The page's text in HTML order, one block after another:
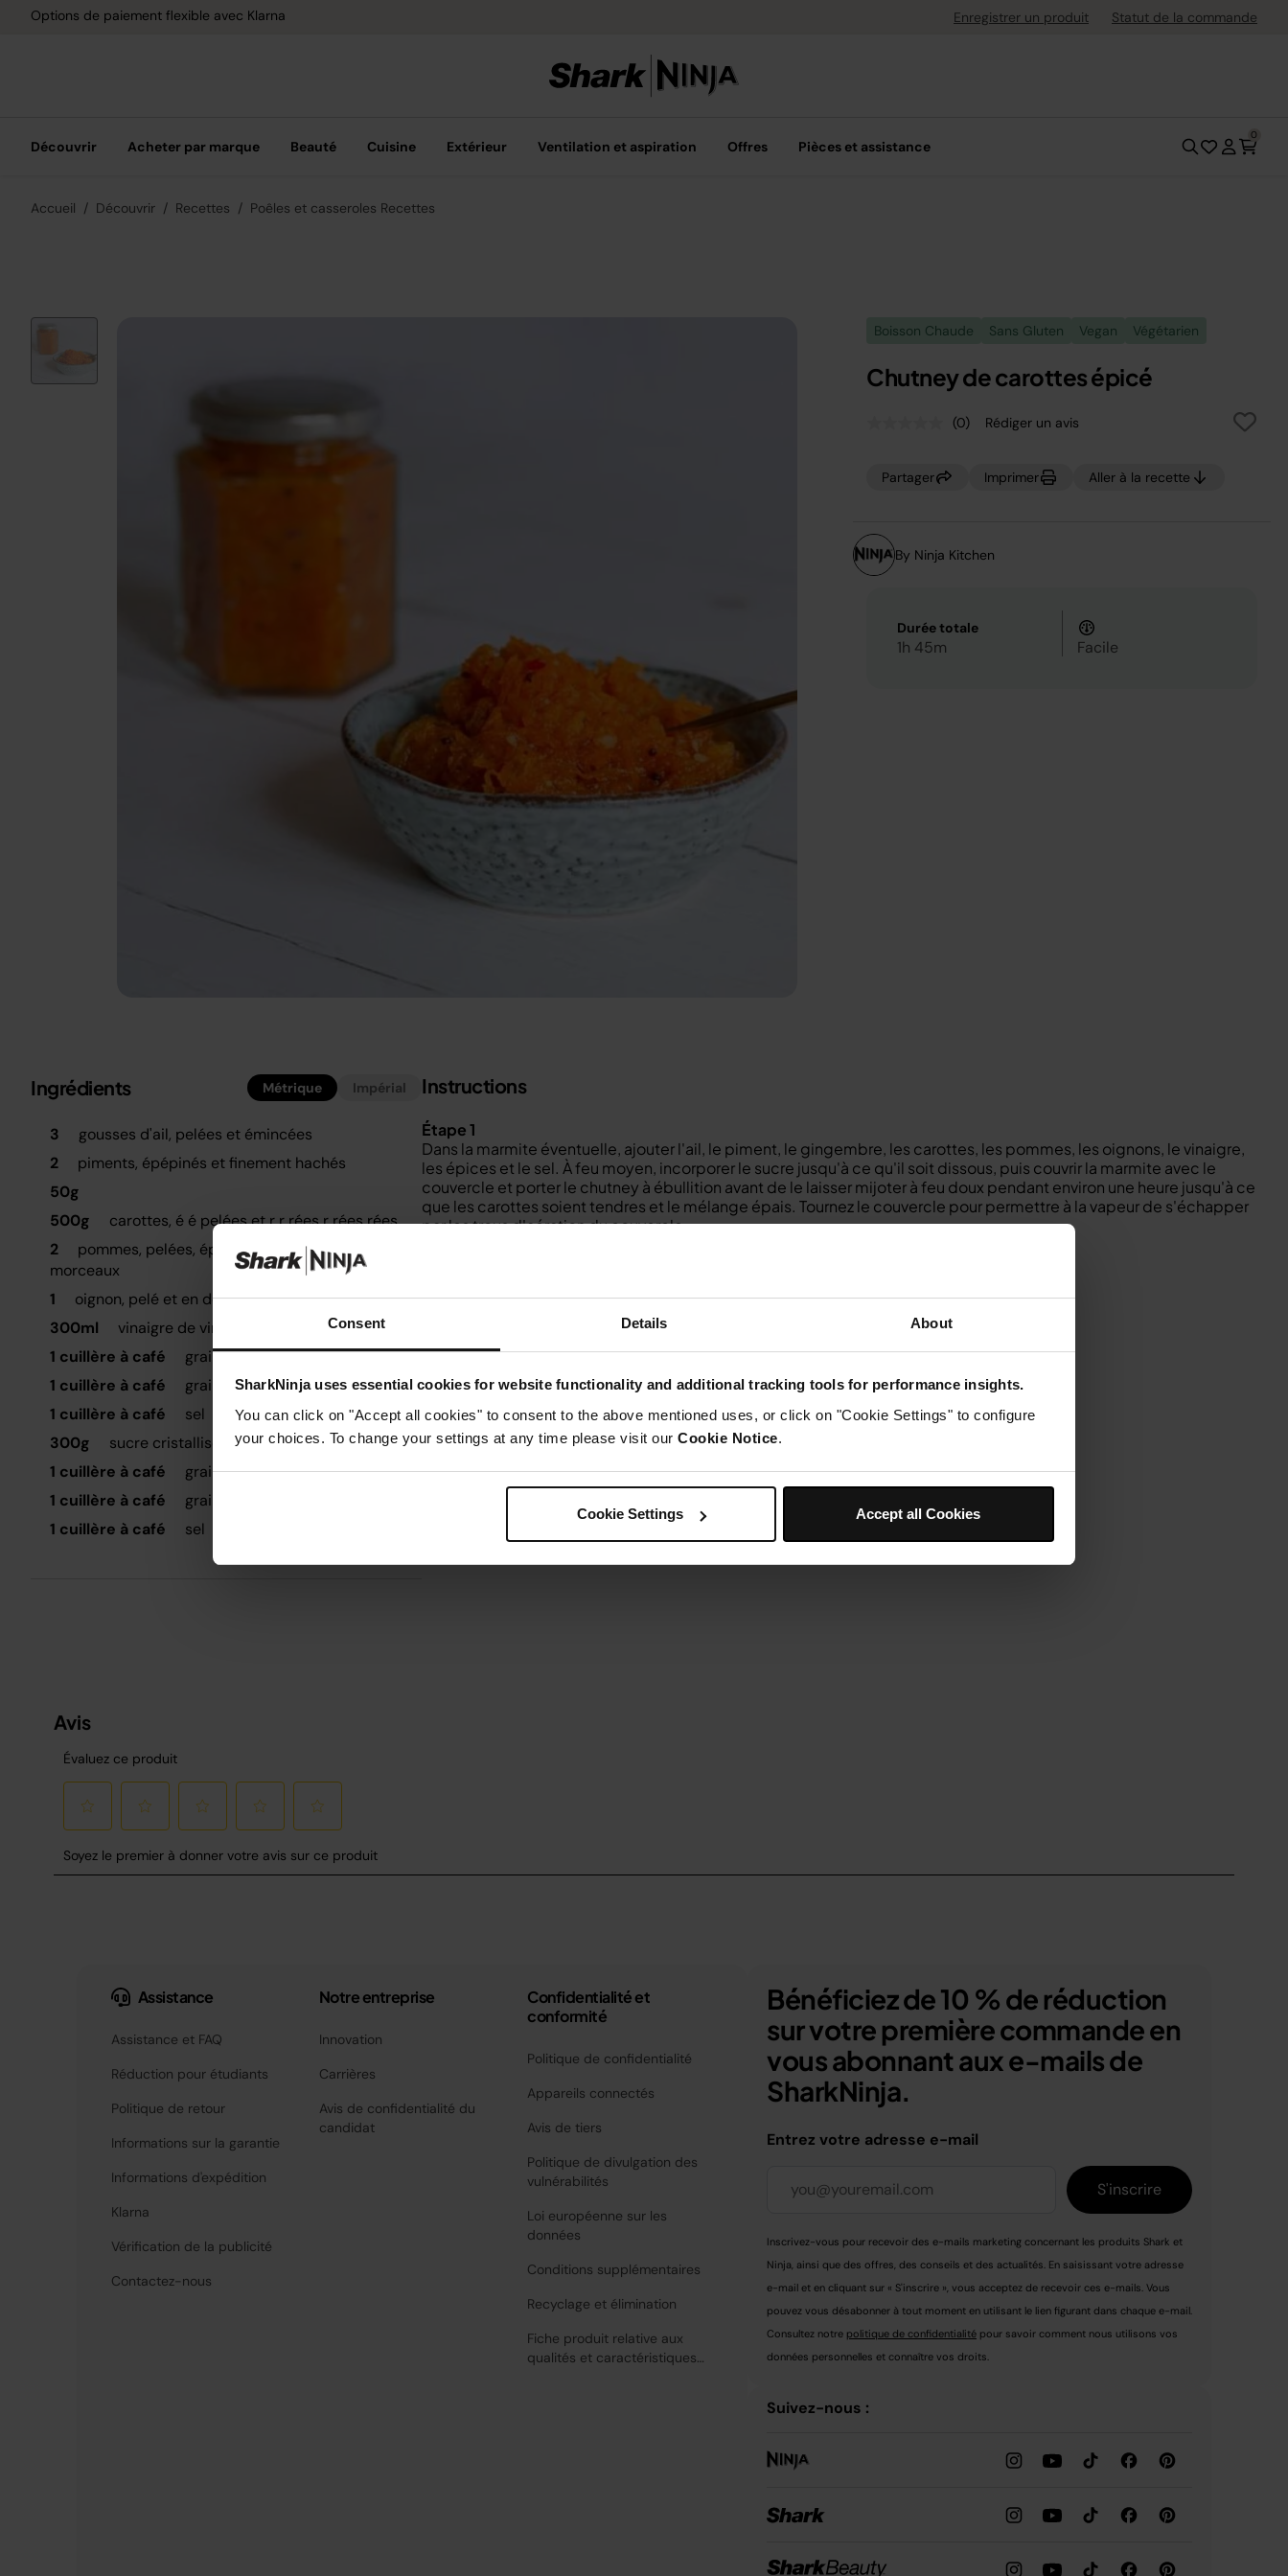
Consent Details About
SharkNinja uses essential cookies for website functionality and additional tracking tools for performance insights.
You can click on "Accept all cookies" to consent to the above mentioned uses, or click on "Cookie Settings" to configure
your choices. To change your settings at any time please visit our Cookie Notice.
Cookie Settings Accept all Cookies
Options de paiement flexible avec Klarna Livraison gratuite dès 40 € d'achatEnregistrer un produit Statut de la commande
Découvrir Acheter par marque Beauté Cuisine Extérieur Ventilation et aspiration Offres Pièces et assistance
0
Accueil Découvrir Recettes Poêles et casseroles Recettes
Boisson Chaude Sans Gluten Vegan Végétarien
Chutney de carottes épicé
Aucune
notation.
page.
(0) Rédiger un avis
Partager Imprimer Aller à la recette
By Ninja Kitchen
Durée totale
1h 45m Facile
Ingrédients Métrique Impérial
3
gousses d'ail, pelées et émincées
2
piments, épépinés et finement hachés
50g
500g
carottes, é é pelées et r r rées r rées rées
2
pommes, pelées, épépinées et coupées en
morceaux
1
oignon, pelé et en dés
300ml
vinaigre de vin blanc
1 cuillère à café
graines de cumin séchées
1 cuillère à café
graines de moutarde
1 cuillère à café
sel
300g
sucre cristallisé
1 cuillère à café
graines de cumin séchées
1 cuillère à café
graines de moutarde
1 cuillère à café
sel
Instructions
Étape 1
Dans la marmite éventuelle, ajouter l'ail, le piment, le gingembre, les carottes, les pommes, les oignons, le vinaigre,
les épices et le sel. À feu moyen, incorporer le sucre jusqu'à ce qu'il soit dissous, puis couvrir la marmite avec le
couvercle et porter le chutney à ébullition avant de le laisser mijoter à feu doux pendant environ une heure jusqu'à ce
que les carottes soient tendres et le mélange épais. Tournez le couvercle pour permettre à la vapeur de s'échapper
par les trous d'aération du couvercle.
Laisser mûrir pendant 2 semaines. Délicieux servi avec du fromage.
Assistance
Assistance et FAQ
Réduction pour étudiants
Politique de retour
Informations sur la garantie
Informations d'expédition
Klarna
Vérification de la publicité
Contactez-nous
Notre entreprise
Innovation
Carrières
Avis de confidentialité du
candidat
Confidentialité et
conformité
Politique de confidentialité
Appareils connectés
Avis de tiers
Politique de divulgation des
vulnérabilités
Loi européenne sur les
données
Conditions supplémentaires
Recyclage et élimination
Fiche produit relative aux
qualités et caractéristiques
Bénéficiez de 10 % de réduction
sur votre première commande en
vous abonnant aux e-mails de
SharkNinja.
Entrez votre adresse e-mail
S'inscrire
Inscrivez-vous pour recevoir des e-mails marketing concernant les produits Shark et
Ninja, ainsi que des offres, des conseils et des actualités. En saisissant votre adresse
e-mail et en cliquant sur « S'inscrire », vous acceptez de recevoir ces e-mails. Vous
pouvez vous désabonner à tout moment en utilisant le lien figurant dans chaque e-mail.
Consultez notre politique de confidentialité pour savoir comment nous utilisons vos
données personnelles et connaître vos droits.
Suivez-nous :